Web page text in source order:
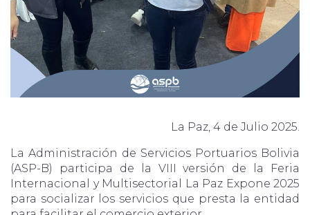
La Paz, 4 de Julio 2025.
La Administración de Servicios Portuarios Bolivia
(ASP-B) participa de la VIII versión de la Feria
Internacional y Multisectorial La Paz Expone 2025
para socializar los servicios que presta la entidad